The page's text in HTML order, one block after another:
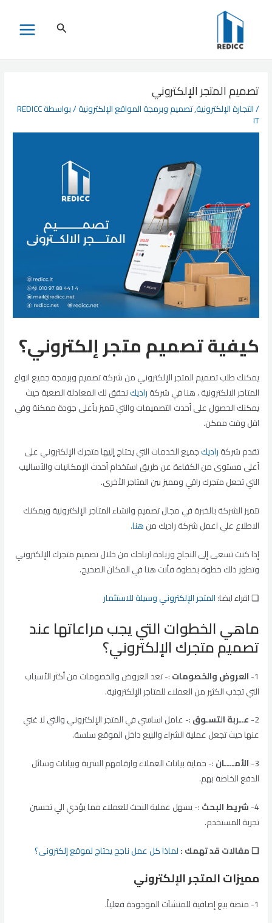
البحث
MAIN
تصميم المتجر الإلكتروني
/التجارة الإلكترونية,تصميم وبرمجة المواقع الإلكترونية/ بواسطةREDICC
IT
كيفية تصميم متجر إلكتروني؟
يمكنك طلب تصميم المتجر الإلكتروني من شركة تصميم وبرمجة جميع انواع
المتاجر الالكترونية ، هنا في شركةراديكنحقق لك المعادلة الصعبة حيث
يمكنك الحصول على أحدث التصميمات والتي تتميز بأعلى جودة ممكنة وفي
اقل وقت ممكن.
تقدم شركةراديكجميع الخدمات التي يحتاج إليها متجرك الإلكتروني على
أعلى مستوى من الكفاءة عن طريق استخدام أحدث الإمكانيات والأساليب
التي تجعل متجرك راقي ومميز بين المتاجر الأخرى.
تتميز الشركة بالخبرة في مجال تصميم وانشاء المتاجر الإلكترونية ويمكنك
الاطلاع علي اعمل شركة راديك منهنا.
إذا كنت تسعى إلى النجاح وزيادة ارباحك من خلال تصميم متجرك الإلكتروني
وتطور ذلك خطوة بخطوة فأنت هنا في المكان الصحيح.
❏ اقراء ايضا:المتجر الإلكتروني وسيلة للاستثمار
ماهي الخطوات التي يجب مراعاتها عند
تصميم متجرك الإلكتروني؟
1- العروض والخصومات:- تعد العروض والخصومات من أكثر الأسباب
التي تجذب الكثير من العملاء للمتاجر الإلكترونية.
2- عــربة التسـوق:- عامل اساسي في المتجر الإلكتروني والتي لا غني
عنها حيث تجعل عملية الشراء والبيع داخل الموقع سلسة.
3- الأمــــان:- حماية بيانات العملاء وارقامهم السرية وبيانات وسائل
الدفع الخاصة بهم.
4- شريط البحث:- يسهل عملية البحث للعملاء مما يؤدي الي تحسين
تجربة المستخدم.
❏ مقالات قد تهمك :لماذا كل عمل ناجح يحتاج لموقع إلكترونى؟
مميزات المتجر الإلكتروني
1- منصة بيع إضافية للمنشآت الموجودة فعلياً.